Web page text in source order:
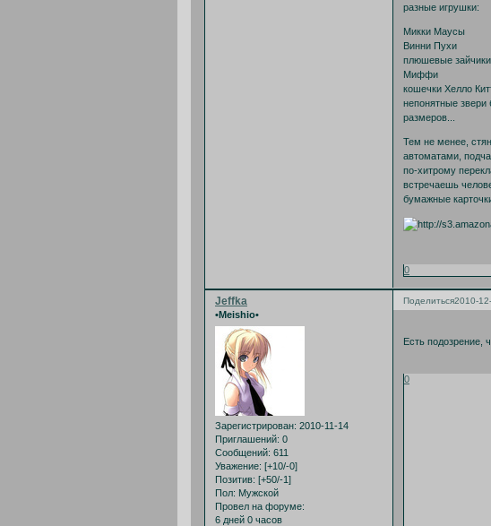
разные игрушки:
Микки Маусы
Винни Пухи
плюшевые зайчики
Миффи
кошечки Хелло
непонятные
размеров...
Тем не менее,
автоматами,
по-хитрому
встречаешь
бумажные
0
Поделиться2010-
Jeffka
•Meishio•
Зарегистрирован: 2010-11-14
Приглашений: 0
Сообщений: 611
Уважение: [+10/-0]
Позитив: [+50/-1]
Пол: Мужской
Провел на форуме:
6 дней 0 часов
Есть подозрение,
0